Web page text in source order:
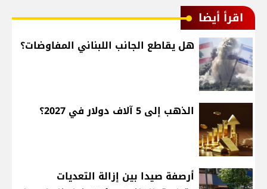
اقرأ أيضا
هل يقاطع الجانب اللبناني المفاوضات؟
الذهب إلى 5 آلاف دولار في 2027؟
أرصفة صيدا بين إزالة التعديات